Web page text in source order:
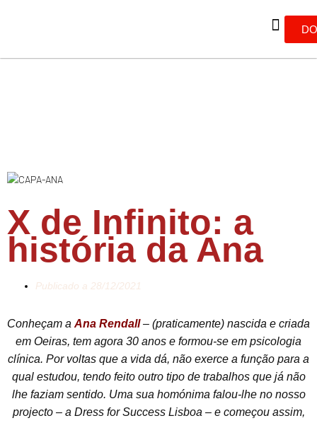
X de Infinito: a
história da Ana
Publicado a 28/12/2021
Conheçam aAna Rendall – (praticamente) nascida e criada
em Oeiras, tem agora 30 anos e formou-se em psicologia
clínica. Por voltas que a vida dá, não exerce a função para a
qual estudou, tendo feito outro tipo de trabalhos que já não
lhe faziam sentido. Uma sua homónima falou-lhe no nosso
projecto – a Dress for Success Lisboa – e começou assim,